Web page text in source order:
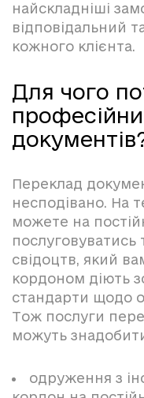
найскладніші
відповідальний
кожного клієнта.
Для чого
Переклад
несподівано. На
можете на
свідоцтв, який
кордоном діють
стандарти щодо
Тож послуги
можуть
одруження з